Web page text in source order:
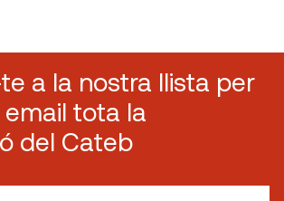
a la nostra llista per
tota la
del Cateb